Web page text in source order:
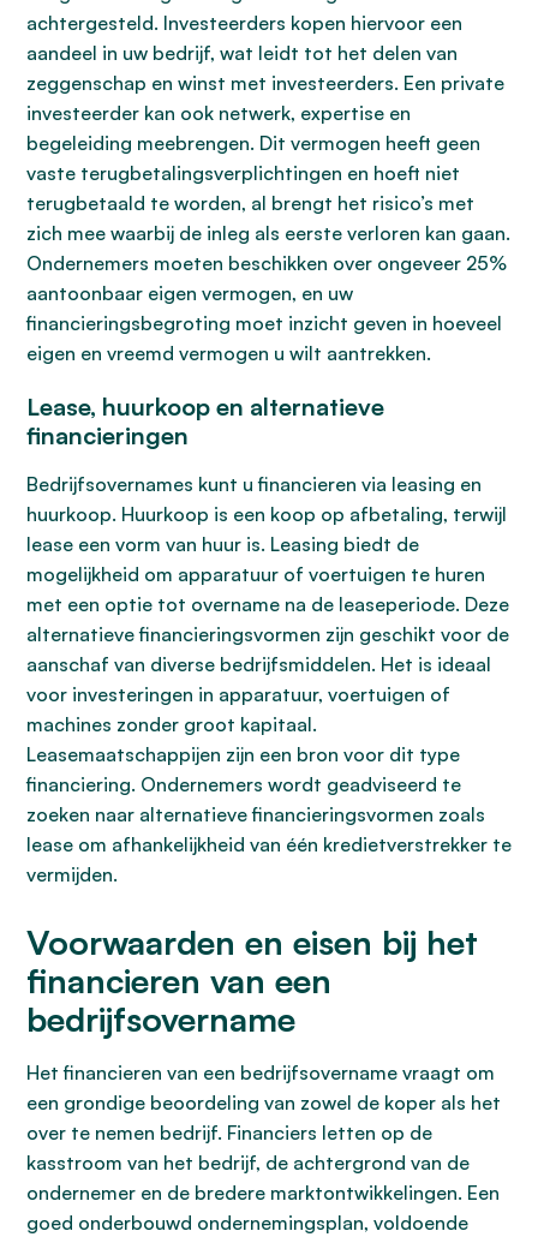
achtergesteld. Investeerders kopen hiervoor een
aandeel in uw bedrijf, wat leidt tot het delen van
zeggenschap en winst met investeerders. Een private
investeerder kan ook netwerk, expertise en
begeleiding meebrengen. Dit vermogen heeft geen
vaste terugbetalingsverplichtingen en hoeft niet
terugbetaald te worden, al brengt het risico’s met
zich mee waarbij de inleg als eerste verloren kan gaan.
Ondernemers moeten beschikken over ongeveer 25%
aantoonbaar eigen vermogen, en uw
financieringsbegroting moet inzicht geven in hoeveel
eigen en vreemd vermogen u wilt aantrekken.
Lease, huurkoop en alternatieve
financieringen
Bedrijfsovernames kunt u financieren via leasing en
huurkoop. Huurkoop is een koop op afbetaling, terwijl
lease een vorm van huur is. Leasing biedt de
mogelijkheid om apparatuur of voertuigen te huren
met een optie tot overname na de leaseperiode. Deze
alternatieve financieringsvormen zijn geschikt voor de
aanschaf van diverse bedrijfsmiddelen. Het is ideaal
voor investeringen in apparatuur, voertuigen of
machines zonder groot kapitaal.
Leasemaatschappijen zijn een bron voor dit type
financiering. Ondernemers wordt geadviseerd te
zoeken naar alternatieve financieringsvormen zoals
lease om afhankelijkheid van één kredietverstrekker te
vermijden.
Voorwaarden en eisen bij het
financieren van een
bedrijfsovername
Het financieren van een bedrijfsovername vraagt om
een grondige beoordeling van zowel de koper als het
over te nemen bedrijf. Financiers letten op de
kasstroom van het bedrijf, de achtergrond van de
ondernemer en de bredere marktontwikkelingen. Een
goed onderbouwd ondernemingsplan, voldoende